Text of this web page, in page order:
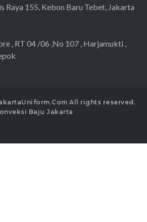
Raya 155, Kebon Baru Tebet, Jakarta
, RT 04 /06 ,No 107 , Harjamukti ,
All rights reserved.
Baju Jakarta